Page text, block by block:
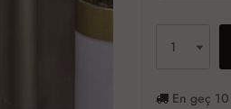
En geç 10